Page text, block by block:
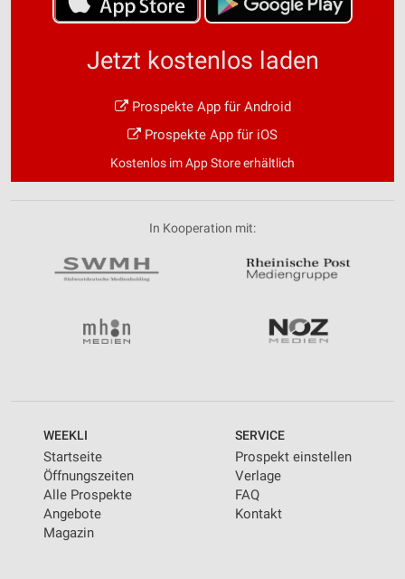
Jetzt kostenlos laden
Prospekte App für Android
Prospekte App für iOS
Kostenlos im App Store erhältlich
In Kooperation mit:
WEEKLI
Startseite
Öffnungszeiten
Alle Prospekte
Angebote
Magazin
SERVICE
Prospekt einstellen
Verlage
FAQ
Kontakt